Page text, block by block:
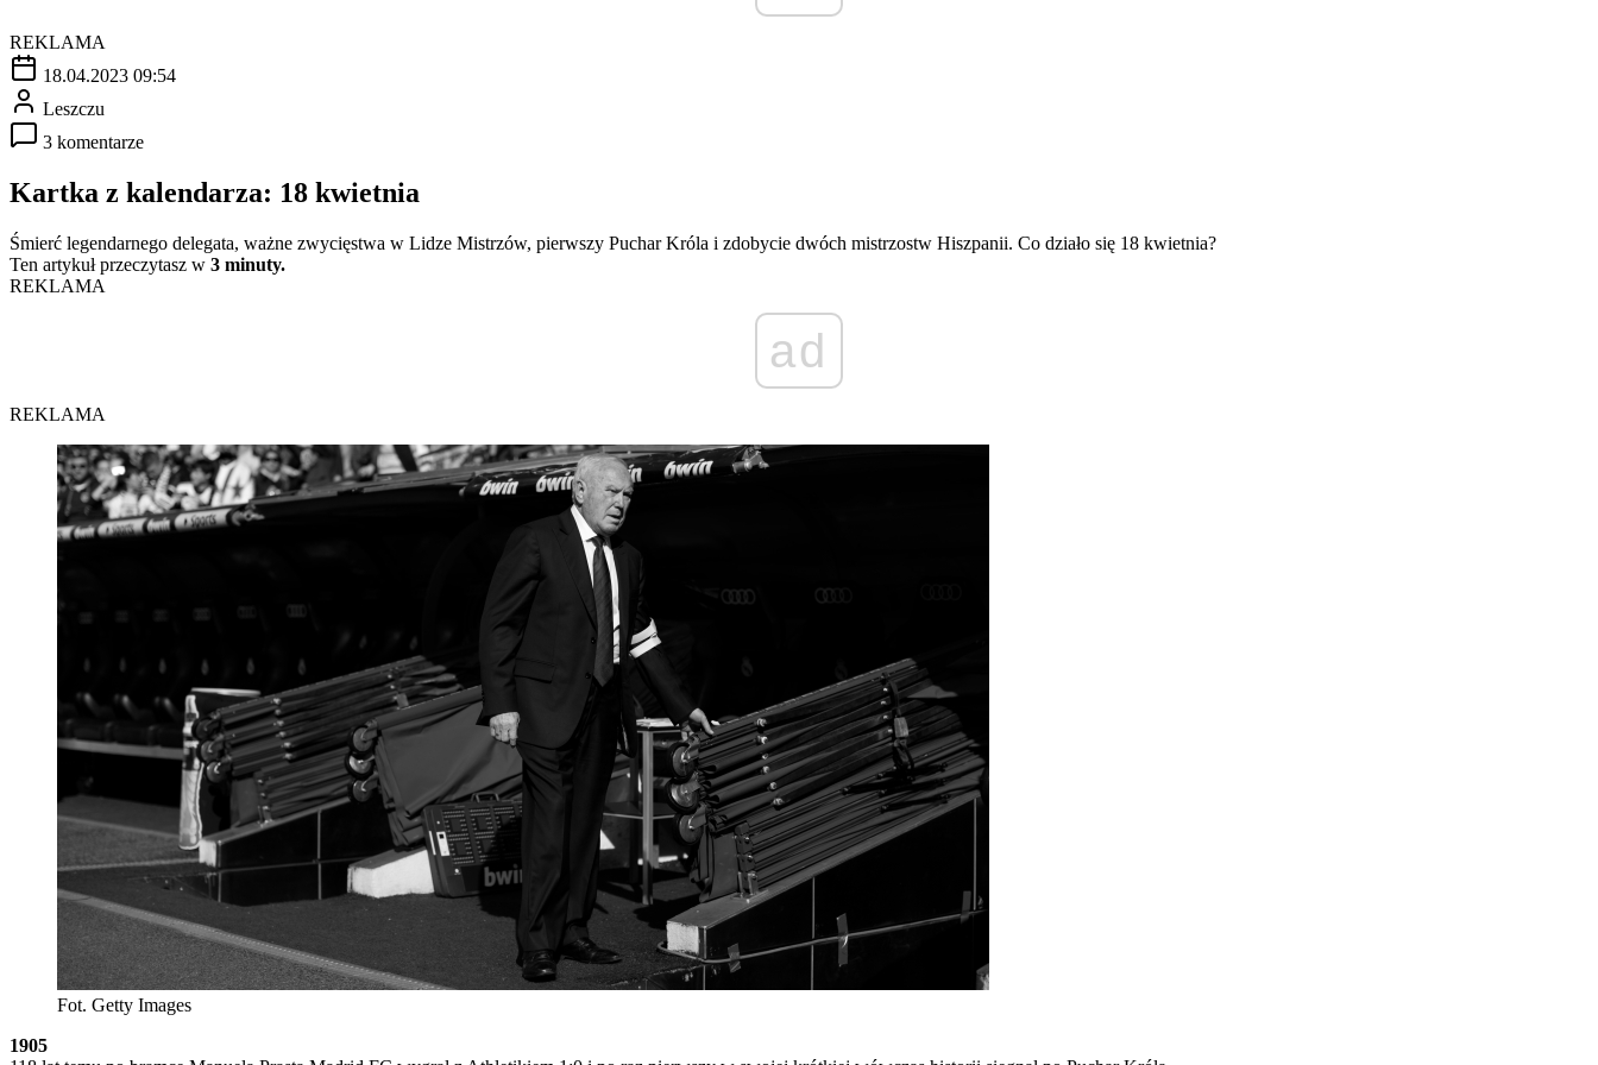
REKLAMA
18.04.2023 09:54
Leszczu
3 komentarze
Kartka z kalendarza: 18 kwietnia
Śmierć legendarnego delegata, ważne zwycięstwa w Lidze Mistrzów, pierwszy Puchar Króla i zdobycie dwóch mistrzostw Hiszpanii. Co działo się 18 kwietnia?
Ten artykuł przeczytasz w 3 minuty.
REKLAMA
ad
REKLAMA
Fot. Getty Images
1905